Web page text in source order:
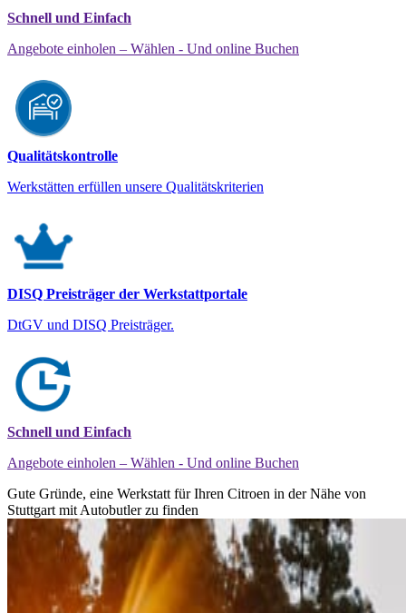
Schnell und Einfach
Angebote einholen – Wählen - Und online Buchen
Qualitätskontrolle
Werkstätten erfüllen unsere Qualitätskriterien
DISQ Preisträger der Werkstattportale
DtGV und DISQ Preisträger.
Schnell und Einfach
Angebote einholen – Wählen - Und online Buchen
Gute Gründe, eine Werkstatt für Ihren Citroen in der Nähe von
Stuttgart mit Autobutler zu finden